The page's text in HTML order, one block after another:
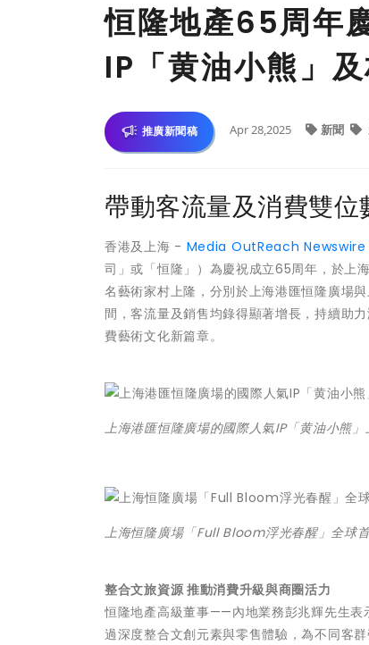
恒隆地產65周年
IP「黄油小熊」
推廣新聞稿 Apr 28,2025 新聞
帶動客流量及消費雙位
香港及上海 - Media OutReach Newswire
司」或「恒隆」）為慶祝成立65周年，於上
名藝術家村上隆，分別於上海港匯恒隆廣場
間，客流量及銷售均錄得顯著增長，持續助
費藝術文化新篇章。
上海港匯恒隆廣場的國際人氣IP「黄油小熊
上海恒隆廣場「Full Bloom浮光春醒」全球
整合文旅資源 推動消費升級與商圈活力
恒隆地產高級董事——內地業務彭兆輝先生表
過深度整合文創元素與零售體驗，為不同客